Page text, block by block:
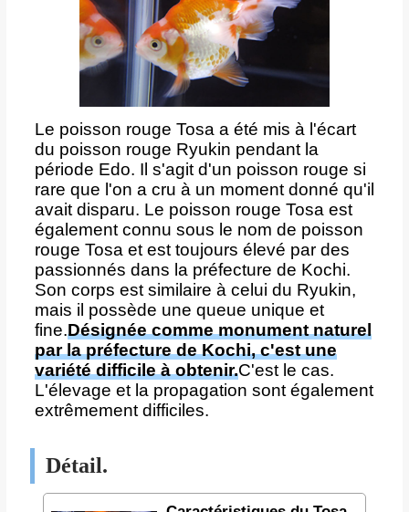
Le poisson rouge Tosa a été mis à l'écart
du poisson rouge Ryukin pendant la
période Edo. Il s'agit d'un poisson rouge si
rare que l'on a cru à un moment donné qu'il
avait disparu. Le poisson rouge Tosa est
également connu sous le nom de poisson
rouge Tosa et est toujours élevé par des
passionnés dans la préfecture de Kochi.
Son corps est similaire à celui du Ryukin,
mais il possède une queue unique et
fine.Désignée comme monument naturel
par la préfecture de Kochi, c'est une
variété difficile à obtenir.C'est le cas.
L'élevage et la propagation sont également
extrêmement difficiles.
Détail.